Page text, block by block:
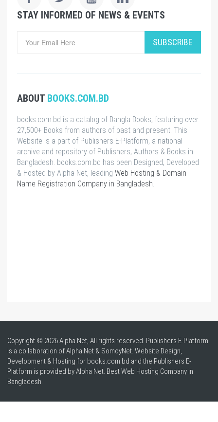
STAY INFORMED OF NEWS & EVENTS
SUBSCRIBE
ABOUT BOOKS.COM.BD
books.com.bd is a catalog of Bangla Books, featuring over
27,500+ Books from authors of past and present. This
Website is a part of Publishers E-Platform, a national
archive and repository of Publishers, Authors & Books in
Bangladesh. books.com.bd has been Designed, Developed
& Hosted by Alpha Net, leading Web Hosting & Domain
Name Registration Company in Bangladesh.
Copyright © 2026 Alpha Net, All rights reserved. Publishers E-Platform
is a collaboration of Alpha Net & SomoyNet. Website Design,
Development & Hosting for books.com.bd and the Publishers E-
Platform is provided by Alpha Net. BestWeb Hosting Company in
Bangladesh.